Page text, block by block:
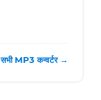
सभी MP3 कन्वर्टर →